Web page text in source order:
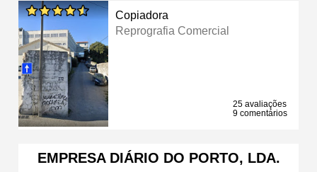
Copiadora
Reprografia Comercial
25 avaliações
9 comentários
EMPRESA DIÁRIO DO PORTO, LDA.